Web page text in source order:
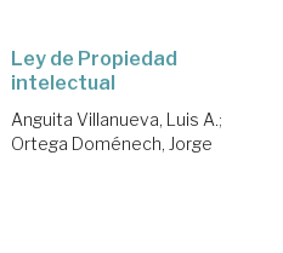
Ley de Propiedad
intelectual
Anguita Villanueva, Luis A.;
Ortega Doménech, Jorge